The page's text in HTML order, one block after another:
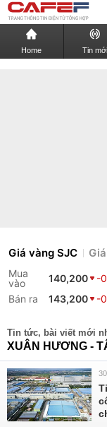
Home Tin mới
Giá vàng SJC
Mua
vào
140,200
-
Bán ra
143,200 -
Tin tức, bài viết mới
XUÂN HƯƠNG -